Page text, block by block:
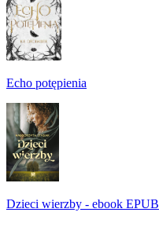
Echo potępienia
Dzieci wierzby - ebook EPUB